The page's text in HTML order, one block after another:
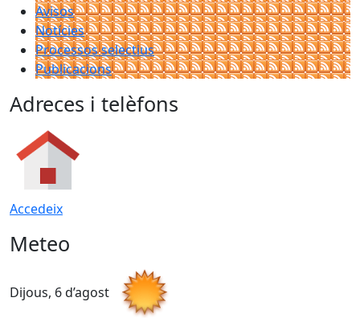
Avisos
Notícies
Processos selectius
Publicacions
Adreces i telèfons
Accedeix
Meteo
Dijous, 6 d’agost